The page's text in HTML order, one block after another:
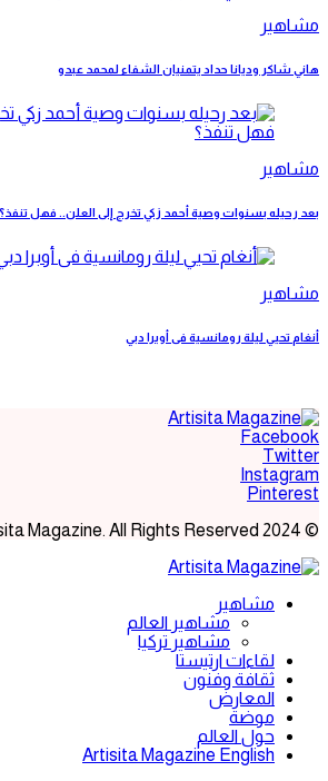
مشاهير
هاني شاكر وديانا حداد يتمنيان الشفاء لمحمد عبدو
مشاهير
بعد رحيله بسنوات وصية أحمد زكي تخرج إلى العلن.. فهل تنفذ؟
مشاهير
أنغام تحيي ليلة رومانسية فى أوبرا دبي
Facebook
Twitter
Instagram
Pinterest
© 2024 Artisita Magazine. All Rights Reserved.
مشاهير
مشاهير العالم
مشاهير تركيا
لقاءات ارتيستا
ثقافة وفنون
المعارض
موضة
حول العالم
Artisita Magazine English